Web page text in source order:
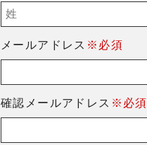
メールアドレス ※必須
確認メールアドレス ※必須